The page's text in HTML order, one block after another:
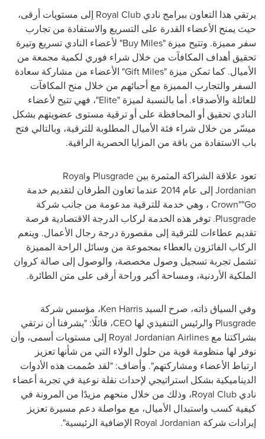
يرتقي هذا التعاون ببرامج نادي Royal Club إلى مستويات أرقى،
حيث يمنح الأعضاء القدرة على التسريع والاستفادة من تجارب
سفر مميزة. وتتيح ميزة "Buy Miles" لأعضاء النادي تسريع وتيرة
تحقيق أهداف المكافآت من خلال شراء فوري لكمية مجمعة من
الأميال. كما تمكن ميزة "Gift Miles" الأعضاء من مشاركة سعادة
السفر والتجارب المميزة مع أحبائهم من خلال منح المكافآت
للعائلة والأصدقاء. أما بالنسبة لميزة Elite""، فهي تتيح لأعضاء
النادي تحقيق أو المحافظة على أو ترقية مستوى عضويتهم بشكل
ميسّر من خلال شراء فئة الأميال المطلوبة للترقية، وبالتالي فتح
باب الاستفادة من باقة من المزايا الحصرية الراقية.
تعود علاقة الشراكة المثمرة بين Plusgrade وRoyal
Jordanianإلى عام 2014 عندما تعاون الطرفان لتقديم خدمة
Go
"
Crown" ، وهي خدمة للترقية مدعومة من جانب شركة
Plusgrade. توفر هذه الخدمة لركاب الدرجة الاقتصادية فرصة
تقديم عطاءات للترقية إلى مقصورة درجة رجال الأعمال. وينعم
الركاب الفائزون بالعطاء بمجموعة من وسائل الراحة المميزة
تشمل تجربة تسجيل وصول مخصصة، والوصول إلى صالة كروان
الملكية الأردنية، ومساحة أكبر وراحة أرقى على متن الطائرة.
وفي السياق ذاته، صرح السيد Ken Harris، مؤسس شركة
Plusgrade والرئيس التنفيذي لها CEO، قائلًا: "يشرفنا أن نرتقي
بشراكتنا مع Royal Jordanian Airlines إلى مستويات أسمى، وأن
نوفر لها منظومة قوية من حلول الولاء التي من شأنها تعزيز
ارتباط الأعضاء ومشاركتهم". وأضاف: "لقد صُممت هذه الأدوات
الديناميكية بشكل استراتيجي لإحداث نقلة نوعية في تجربة أعضاء
نادي Royal Club، وذلك من خلال منحهم مزيدًا من المرونة في
كيفية كسب واستبدال الأميال، مع مواصلة دعم مسيرة تعزيز
إيرادات شركة Royal Jordanian الإضافية الرئيسية".